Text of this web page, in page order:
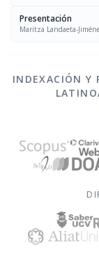
Presentación
Maritza Landaeta-
INDEXACIÓN Y